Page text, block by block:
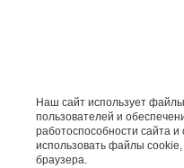
Наш сайт использует
пользователей и
работоспособности сайта и
использовать файлы
браузера.